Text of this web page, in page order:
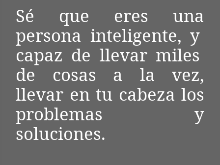
Sé que eres una
persona inteligente, y
capaz de llevar miles
de cosas a la vez,
llevar en tu cabeza los
problemas y
soluciones.